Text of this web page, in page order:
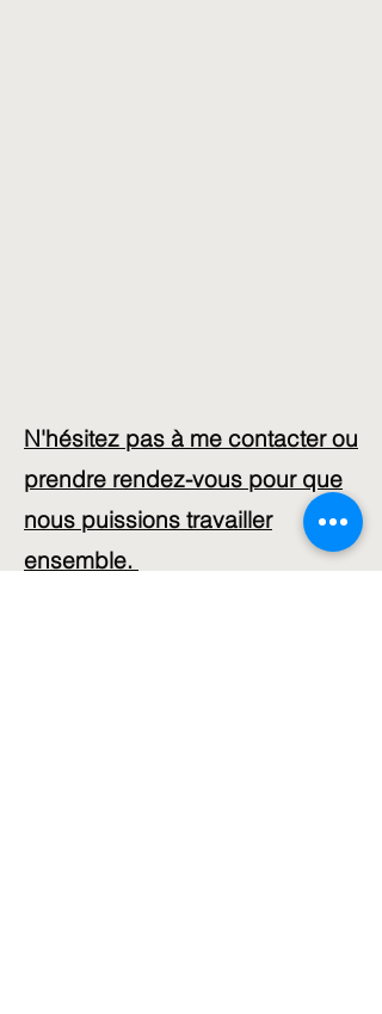
N'hésitez pas à me contacter ou
prendre rendez-vous pour que
nous puissions travailler
ensemble.